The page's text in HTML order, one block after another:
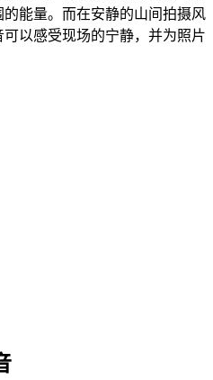
能量。而在安静的山间拍摄风
以感受现场的宁静，并为照片